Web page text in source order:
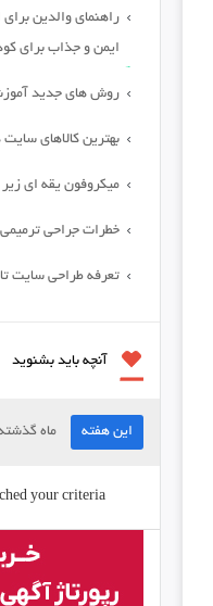
راهنمای والدین
ایمن و جذاب برای
روش های جدید
بهترین کالاهای
میکروفون یقه ای
خطرات جراحی
تعرفه طراحی سایت
آنچه باید بشنوید
این هفته ماه
your criteria.